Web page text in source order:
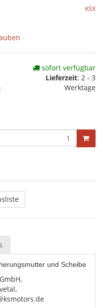
KSX
sofort verfügbar
Lieferzeit: 2 - 3
Werktage
und Scheibe